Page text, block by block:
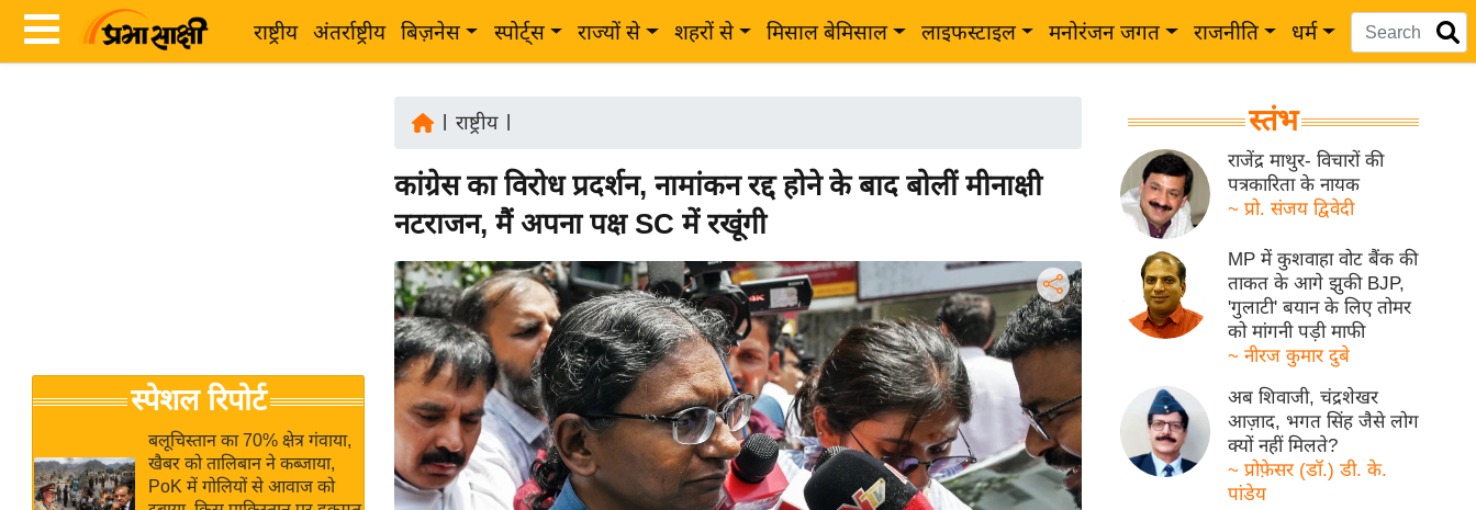
राष्ट्रीय अंतर्राष्ट्रीय बिज़नेस स्पोर्ट्स राज्यों से शहरों से मिसाल बेमिसाल लाइफस्टाइल मनोरंजन जगत राजनीति धर्म
Breaking
News in
Hindi
जगत
राय
बजट
स्पेशल रिपोर्ट
बलूचिस्तान का 70% क्षेत्र गंवाया,
खैबर को तालिबान ने कब्जाया,
PoK में गोलियों से आवाज को
राष्ट्रीय|
कांग्रेस का विरोध प्रदर्शन, नामांकन रद्द होने के बाद बोलीं मीनाक्षी
नटराजन, मैं अपना पक्ष SC में रखूंगी
स्तंभ
राजेंद्र माथुर- विचारों की
पत्रकारिता के नायक
~ प्रो. संजय द्विवेदी
MP में कुशवाहा वोट बैंक की
ताकत के आगे झुकी BJP,
'गुलाटी' बयान के लिए तोमर
को मांगनी पड़ी माफी
~ नीरज कुमार दुबे
अब शिवाजी, चंद्रशेखर
आज़ाद, भगत सिंह जैसे लोग
क्यों नहीं मिलते?
~ प्रोफ़ेसर (डॉ.) डी. के.
पांडेय